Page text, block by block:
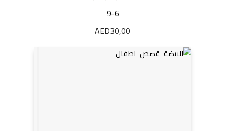
9-6
AED30,00